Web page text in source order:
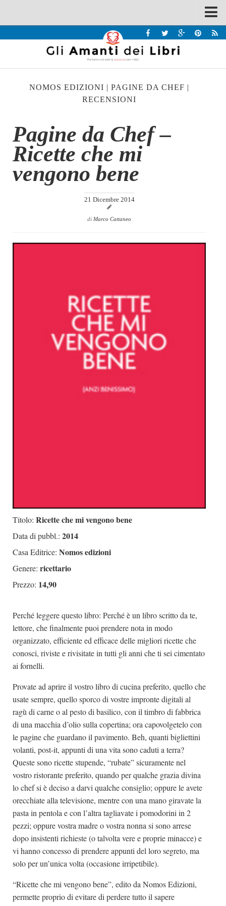
Recensioni
Interviste & Incontri
Bandi
Chi siamo
Contatti
Home
Partnership
Tabù Festival 2014
NOMOS EDIZIONI | PAGINE DA CHEF |
RECENSIONI
Pagine da Chef –
Ricette che mi
vengono bene
21 Dicembre 2014
di Marco Cattaneo
Titolo: Ricette che mi vengono bene
Data di pubbl.: 2014
Casa Editrice: Nomos edizioni
Genere: ricettario
Prezzo: 14,90
Perché leggere questo libro: Perché è un libro scritto da te,
lettore, che finalmente puoi prendere nota in modo
organizzato, efficiente ed efficace delle migliori ricette che
conosci, riviste e rivisitate in tutti gli anni che ti sei cimentato
ai fornelli.
Provate ad aprire il vostro libro di cucina preferito, quello che
usate sempre, quello sporco di vostre impronte digitali al
ragù di carne o al pesto di basilico, con il timbro di fabbrica
di una macchia d’olio sulla copertina; ora capovolgetelo con
le pagine che guardano il pavimento. Beh, quanti bigliettini
volanti, post-it, appunti di una vita sono caduti a terra?
Queste sono ricette stupende, “rubate” sicuramente nel
vostro ristorante preferito, quando per qualche grazia divina
lo chef si è deciso a darvi qualche consiglio; oppure le avete
orecchiate alla televisione, mentre con una mano giravate la
pasta in pentola e con l’altra tagliavate i pomodorini in 2
pezzi; oppure vostra madre o vostra nonna si sono arrese
dopo insistenti richieste (o talvolta vere e proprie minacce) e
vi hanno concesso di prendere appunti del loro segreto, ma
solo per un’unica volta (occasione irripetibile).
“Ricette che mi vengono bene”, edito da Nomos Edizioni,
permette proprio di evitare di perdere tutto il sapere